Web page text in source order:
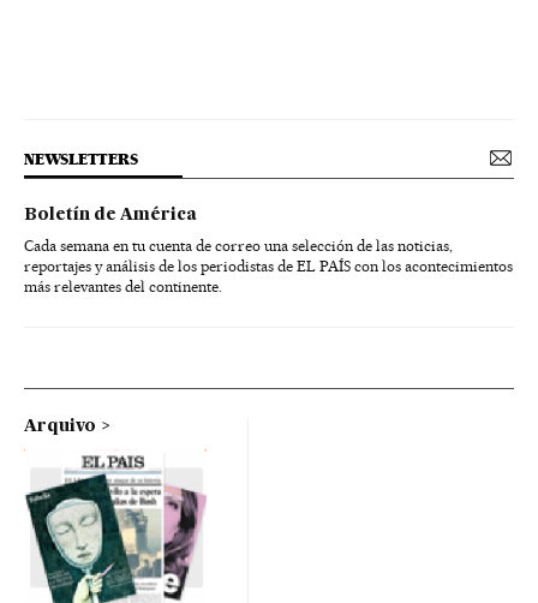
NEWSLETTERS
Boletín de América
Cada semana en tu cuenta de correo una selección de las noticias,
reportajes y análisis de los periodistas de EL PAÍS con los acontecimientos
más relevantes del continente.
Arquivo